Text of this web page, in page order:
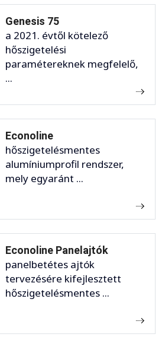
Genesis 75
a 2021. évtől kötelező
hőszigetelési
paramétereknek megfelelő,
...
Econoline
hőszigetelésmentes
alumíniumprofil rendszer,
mely egyaránt ...
Econoline Panelajtók
panelbetétes ajtók
tervezésére kifejlesztett
hőszigetelésmentes ...